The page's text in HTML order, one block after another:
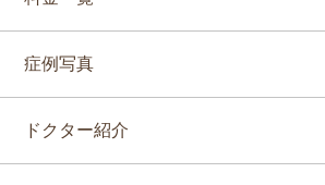
症例写真
ドクター紹介